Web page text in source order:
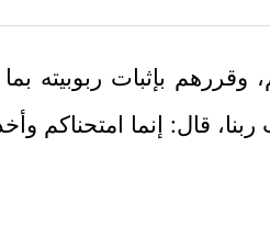
بإثبات ربوبيته
قال: إنما امتحناكم